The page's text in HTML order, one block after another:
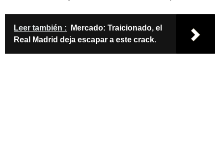
Leer también :
Mercado: Traicionado, el
Real Madrid deja escapar a este crack.